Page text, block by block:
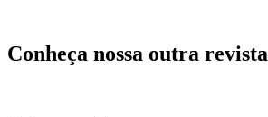
Conheça nossa outra revista